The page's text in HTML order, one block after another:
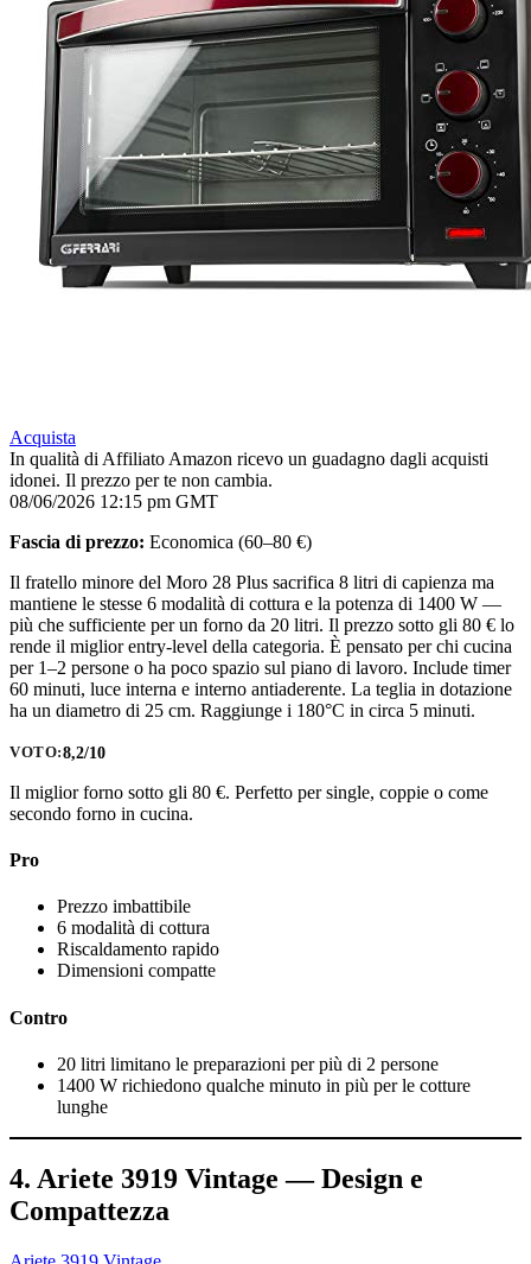
Acquista
In qualità di Affiliato Amazon ricevo un guadagno dagli acquisti
idonei. Il prezzo per te non cambia.
08/06/2026 12:15 pm GMT
Fascia di prezzo: Economica (60–80 €)
Il fratello minore del Moro 28 Plus sacrifica 8 litri di capienza ma
mantiene le stesse 6 modalità di cottura e la potenza di 1400 W —
più che sufficiente per un forno da 20 litri. Il prezzo sotto gli 80 € lo
rende il miglior entry-level della categoria. È pensato per chi cucina
per 1–2 persone o ha poco spazio sul piano di lavoro. Include timer
60 minuti, luce interna e interno antiaderente. La teglia in dotazione
ha un diametro di 25 cm. Raggiunge i 180°C in circa 5 minuti.
VOTO:8,2/10
Il miglior forno sotto gli 80 €. Perfetto per single, coppie o come
secondo forno in cucina.
Pro
Prezzo imbattibile
6 modalità di cottura
Riscaldamento rapido
Dimensioni compatte
Contro
20 litri limitano le preparazioni per più di 2 persone
1400 W richiedono qualche minuto in più per le cotture
lunghe
4. Ariete 3919 Vintage — Design e
Compattezza